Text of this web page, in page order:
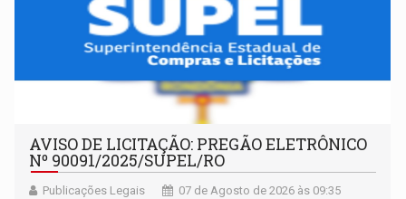
AVISO DE LICITAÇÃO: PREGÃO ELETRÔNICO
Nº 90091/2025/SUPEL/RO
Publicações Legais 07 de Agosto de 2026 às 09:35